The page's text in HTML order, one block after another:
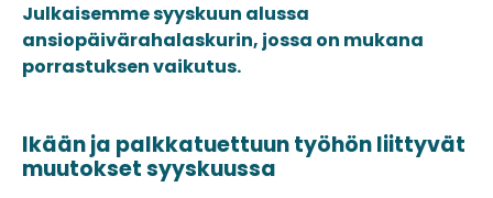
Julkaisemme syyskuun alussa
ansiopäivärahalaskurin, jossa on mukana
porrastuksen vaikutus.
Ikään ja palkkatuettuun työhön liittyvät
muutokset syyskuussa